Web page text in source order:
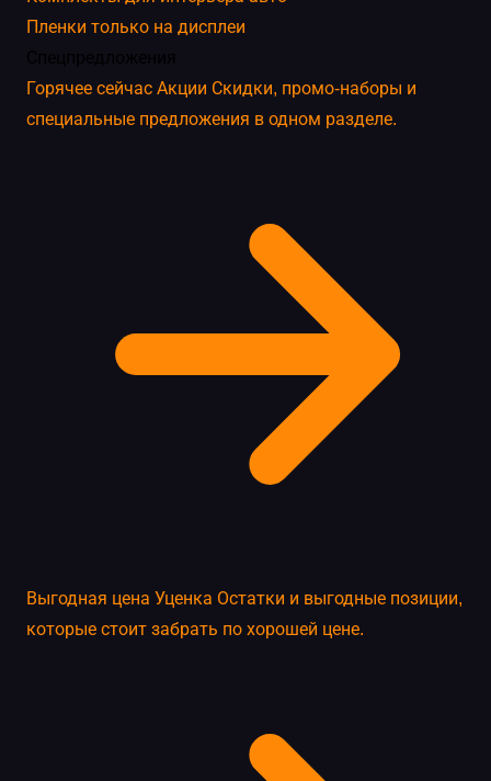
Пленки только на дисплеи
Горячее сейчас Акции Скидки, промо-наборы и
специальные предложения в одном разделе.
Выгодная цена Уценка Остатки и выгодные позиции,
которые стоит забрать по хорошей цене.